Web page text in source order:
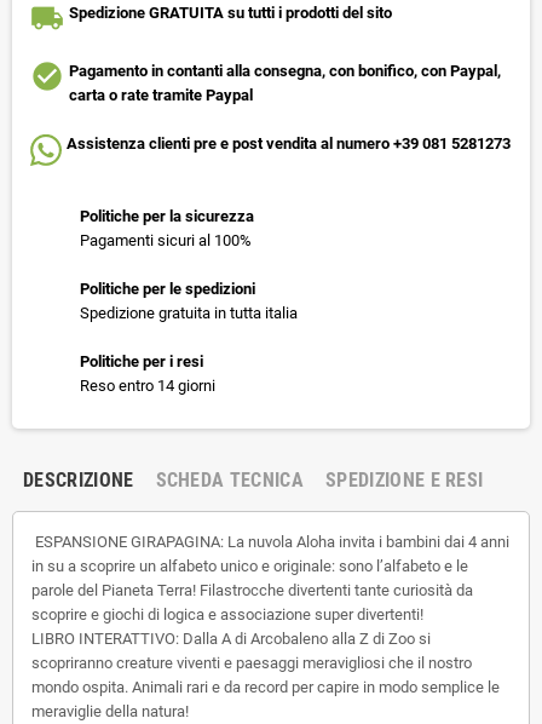
local_shipping Spedizione GRATUITA su tutti i prodotti del sito
check_circle Pagamento in contanti alla consegna, con bonifico, con Paypal,
carta o rate tramite Paypal
Assistenza clienti pre e post vendita al numero +39 081 5281273
Politiche per la sicurezza
Pagamenti sicuri al 100%
Politiche per le spedizioni
Spedizione gratuita in tutta italia
Politiche per i resi
Reso entro 14 giorni
DESCRIZIONE SCHEDA TECNICA SPEDIZIONE E RESI
ESPANSIONE GIRAPAGINA: La nuvola Aloha invita i bambini dai 4 anni
in su a scoprire un alfabeto unico e originale: sono l’alfabeto e le
parole del Pianeta Terra! Filastrocche divertenti tante curiosità da
scoprire e giochi di logica e associazione super divertenti!
LIBRO INTERATTIVO: Dalla A di Arcobaleno alla Z di Zoo si
scopriranno creature viventi e paesaggi meravigliosi che il nostro
mondo ospita. Animali rari e da record per capire in modo semplice le
meraviglie della natura!